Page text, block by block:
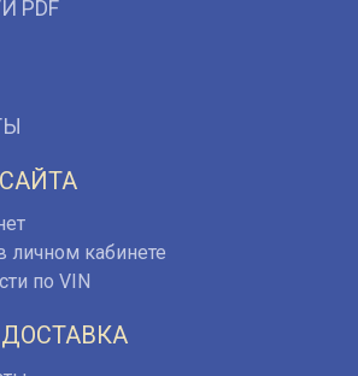
PDF
личном кабинете
по VIN